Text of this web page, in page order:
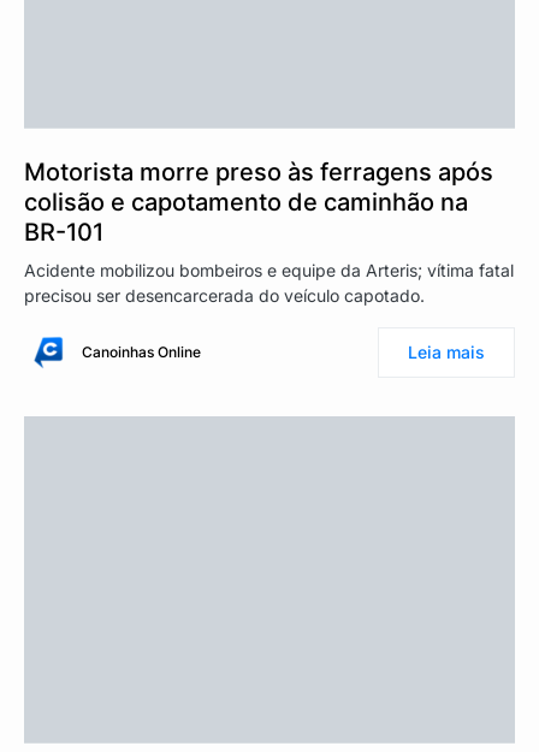
Motorista morre preso às ferragens após
colisão e capotamento de caminhão na
BR-101
Acidente mobilizou bombeiros e equipe da Arteris; vítima fatal
precisou ser desencarcerada do veículo capotado.
Canoinhas Online Leia mais